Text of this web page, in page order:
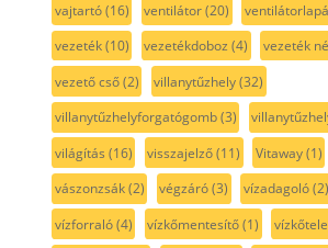
vajtartó(16) ventilátor(20)
vezeték(10) vezetékdoboz (4) vezeték
vezető cső(2) villanytűzhely(32)
villanytűzhelyforgatógomb(3)
világítás (16) visszajelző(11) Vitaway(1)
vászonzsák(2) végzáró(3) vízadagoló(2)
vízforraló(4) vízkőmentesítő(1)